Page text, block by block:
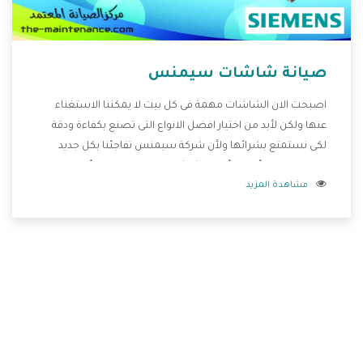
صيانة شاشات سيمنس
اصبحت الان الشاشات مهمة فى كل بيت لا يمكننا الاستغناء
عنها ولكن لأبد من اختيار افضل الانواع التى تصنع بكفاءة ودقة
لكى نستمتع بشرائها ولأن شركة سيمنس تفاجئنا بكل جديد
المواصفات والإمكانيات المختلفة وأيضا تتوفر بأفضل الاسعار
مشاهدة المزيد